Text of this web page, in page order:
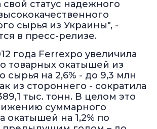
статус надежного
сырья из Украины", -
в пресс-релизе.
года Ferrexpo увеличила
товарных окатышей из
сырья на 2,6% - до 9,3 млн
из стороннего - сократила
тыс. тонн. В целом это
суммарного
окатышей на 1,2% по